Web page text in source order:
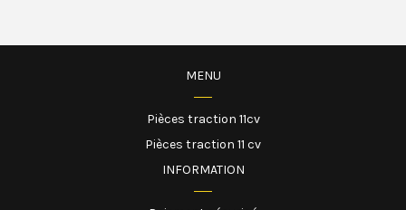
MENU
Pièces traction 11cv
Pièces traction 11 cv
INFORMATION